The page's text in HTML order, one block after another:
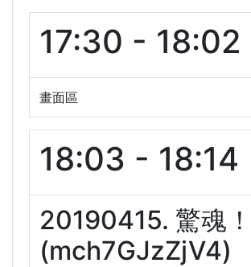
17:30 - 18:02
畫面區
18:03 - 18:14
20190415. 驚魂
(mch7GJzZjV4)